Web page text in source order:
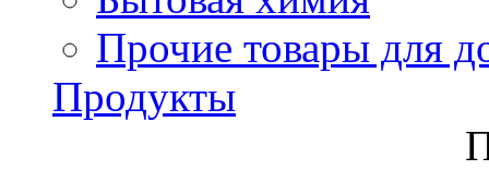
Прочие товары для
Продукты